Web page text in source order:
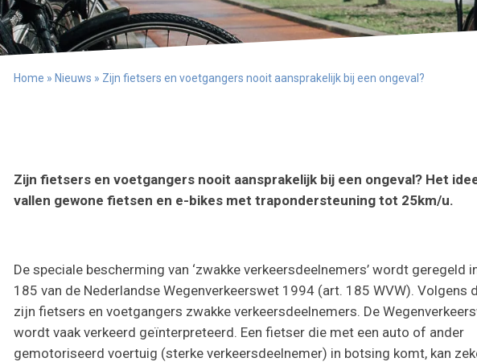
Home » Nieuws » Zijn fietsers en voetgangers nooit aansprakelijk bij een ongeval?
Zijn fietsers en voetgangers nooit aansprakelijk bij een ongeval? Het
vallen gewone fietsen en e-bikes met trapondersteuning tot 25km/u.
De speciale bescherming van ‘zwakke verkeersdeelnemers’ wordt geregeld
185 van de Nederlandse Wegenverkeerswet 1994 (art. 185 WVW). Volgens
zijn fietsers en voetgangers zwakke verkeersdeelnemers. De
wordt vaak verkeerd geïnterpreteerd. Een fietser die met een auto of ander
gemotoriseerd voertuig (sterke verkeersdeelnemer) in botsing komt, kan